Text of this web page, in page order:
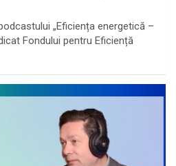
„Eficiența energetică –
Fondului pentru Eficiență